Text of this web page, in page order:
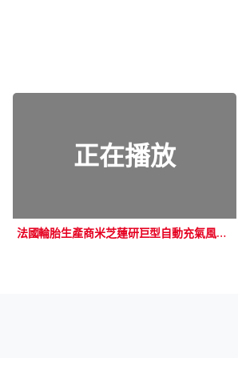
正在播放
法國輪胎生產商米芝蓮研巨型自動充氣風帆 料可節省兩成燃油